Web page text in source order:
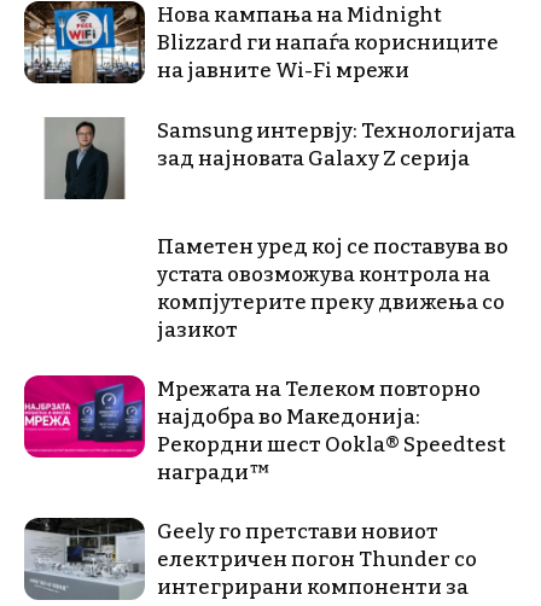
Нова кампања на Midnight
Blizzard ги напаѓа корисниците
на јавните Wi-Fi мрежи
Samsung интервју: Технологијата
зад најновата Galaxy Z серија
Паметен уред кој се поставува во
устата овозможува контрола на
компјутерите преку движења со
јазикот
Мрежата на Телеком повторно
најдобра во Македонија:
Рекордни шест Ookla® Speedtest
награди™
Geely го претстави новиот
електричен погон Thunder со
интегрирани компоненти за